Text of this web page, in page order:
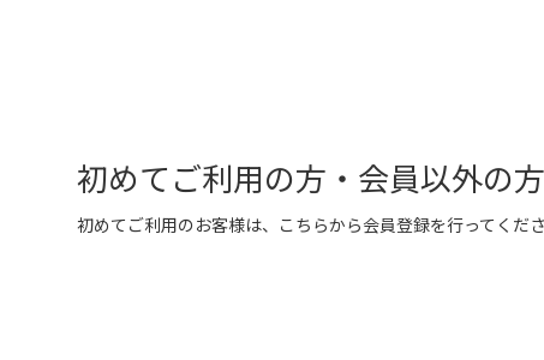
初めてご利用の方・会員以外の方
初めてご利用のお客様は、こちらから会員登録を行ってくださ